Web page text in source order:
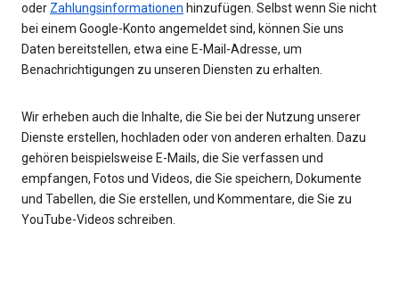
oder Zahlungsinformationen hinzufügen. Selbst wenn Sie nicht
bei einem Google-Konto angemeldet sind, können Sie uns
Daten bereitstellen, etwa eine E-Mail-Adresse, um
Benachrichtigungen zu unseren Diensten zu erhalten.
Wir erheben auch die Inhalte, die Sie bei der Nutzung unserer
Dienste erstellen, hochladen oder von anderen erhalten. Dazu
gehören beispielsweise E-Mails, die Sie verfassen und
empfangen, Fotos und Videos, die Sie speichern, Dokumente
und Tabellen, die Sie erstellen, und Kommentare, die Sie zu
YouTube-Videos schreiben.